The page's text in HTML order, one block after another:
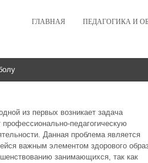
ГЛАВНАЯ ПЕДАГОГИКА И
из первых возникает задача
педагогическую
Данная проблема является
важным элементом здорового
занимающихся, так как